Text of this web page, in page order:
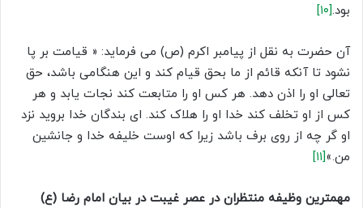
بود.[۱۰]
آن حضرت به نقل از پیامبر اکرم (ص) می فرماید: « قیامت بر پا
نشود تا آنکه قائم از ما بحق قیام کند و این هنگامی باشد، حق
تعالی او را اذن دهد. هر کس او را متابعت کند نجات یابد و هر
کس از او تخلف کند خدا او را هلاک کند. ای بندگان خدا بروید نزد
او گر چه از روی برف باشد زیرا که اوست خلیفه خدا و جانشین
من.»[۱۱]
مهمترین وظیفه منتظران در عصر غیبت در بیان امام رضا (ع)